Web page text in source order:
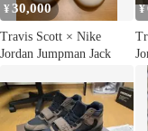
¥30,000
Travis Scott × Nike
Jordan Jumpman Jack
¥